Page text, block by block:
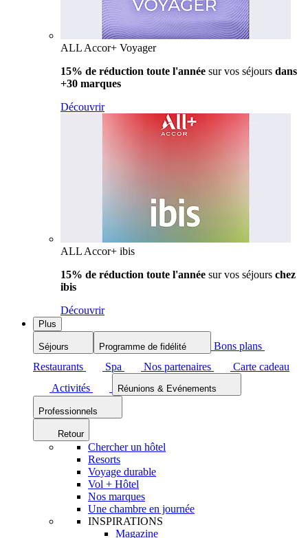
ALL Accor+ Voyager
15% de réduction toute l'année sur vos séjours dans
+30 marques
Découvrir
ALL Accor+ ibis
15% de réduction toute l'année sur vos séjours chez
ibis
Découvrir
Plus
Séjours Programme de fidélité
Bons plans
Restaurants
Spa Nos partenaires
Carte cadeau
Activités
Réunions & Evénements
Professionnels
Retour
Chercher un hôtel
Resorts
Voyage durable
Vol + Hôtel
Nos marques
Une chambre en journée
INSPIRATIONS
Magazine